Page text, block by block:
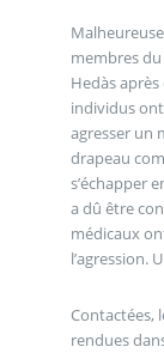
membres
Hedàs
individus
agresser un
drapeau
s’échapper
a dû être
médicaux
l’agression.
Contactées,
rendues